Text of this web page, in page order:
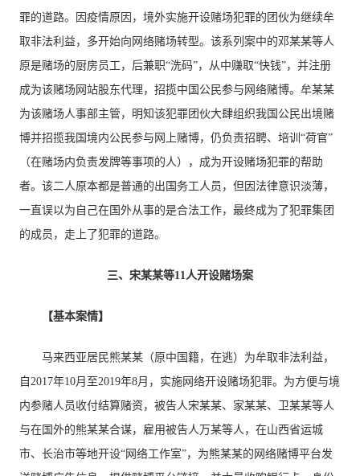
罪的道路。因疫情原因，境外实施开设赌场犯罪的团伙为继续牟
取非法利益，多开始向网络赌场转型。该系列案中的邓某某等人
原是赌场的厨房员工，后兼职“洗码”，从中赚取“快钱”，并注册
成为该赌场网站股东代理，招揽中国公民参与网络赌博。牟某某
为该赌场人事部主管，明知该犯罪团伙大肆组织我国公民出境赌
博并招揽我国境内公民参与网上赌博，仍负责招聘、培训“荷官”
（在赌场内负责发牌等事项的人），成为开设赌场犯罪的帮助
者。该二人原本都是普通的出国务工人员，但因法律意识淡薄，
一直误以为自己在国外从事的是合法工作，最终成为了犯罪集团
的成员，走上了犯罪的道路。
三、宋某某等11人开设赌场案
【基本案情】
马来西亚居民熊某某（原中国籍，在逃）为牟取非法利益，
自2017年10月至2019年8月，实施网络开设赌场犯罪。为方便与境
内参赌人员收付结算赌资，被告人宋某某、家某某、卫某某等人
与在国外的熊某某合谋，雇用被告人万某等人，在山西省运城
市、长治市等地开设“网络工作室”，为熊某某的网络赌博平台发